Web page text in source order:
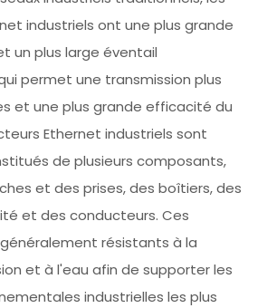
industriels ont une plus grande
un plus large éventail
permet une transmission plus
et une plus grande efficacité du
Ethernet industriels sont
de plusieurs composants,
et des prises, des boîtiers, des
et des conducteurs. Ces
résistants à la
et à l'eau afin de supporter les
industrielles les plus